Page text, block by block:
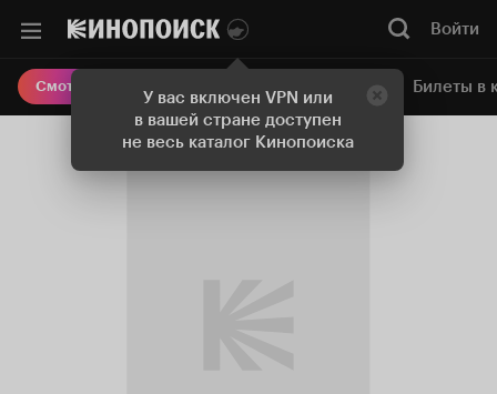
У вас включен VPN или
в вашей стране доступен
не весь каталог Кинопоиска
Войти
Смотреть кино Онлайн-кинотеатр Билеты в